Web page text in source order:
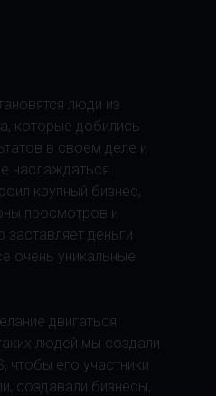
люди из
которые добились
в своем деле и
наслаждаться
крупный бизнес,
просмотров и
заставляет деньги
очень уникальные
двигаться
людей мы создали
чтобы его участники
создавали бизнесы,